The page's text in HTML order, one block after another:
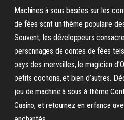
Machines à sous basées sur les
de fées sont un thème populaire
Souvent, les développeurs
personnages de contes de fées
pays des merveilles, le magicien
petits cochons, et bien d’autres.
jeu de machine à sous à thème
Casino, et retournez en enfance